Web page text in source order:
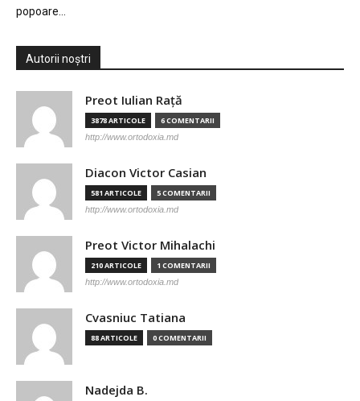
popoare…
Autorii noștri
Preot Iulian Raţă
3878 ARTICOLE 6 COMENTARII
http://www.ortodoxia.md
Diacon Victor Casian
581 ARTICOLE 5 COMENTARII
http://www.ortodoxia.md
Preot Victor Mihalachi
210 ARTICOLE 1 COMENTARII
http://www.ortodoxia.md
Cvasniuc Tatiana
88 ARTICOLE 0 COMENTARII
Nadejda B.